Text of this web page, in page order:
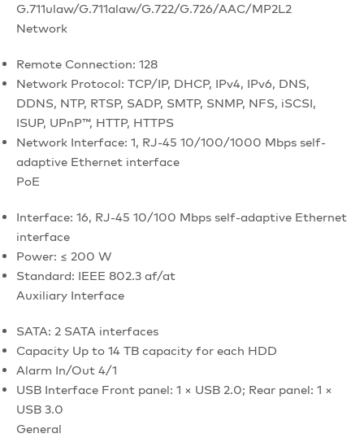
G.711ulaw/G.711alaw/G.722/G.726/AAC/MP2L2
Network
Remote Connection: 128
Network Protocol: TCP/IP, DHCP, IPv4, IPv6, DNS,
DDNS, NTP, RTSP, SADP, SMTP, SNMP, NFS, iSCSI,
ISUP, UPnP™, HTTP, HTTPS
Network Interface: 1, RJ-45 10/100/1000 Mbps self-
adaptive Ethernet interface
PoE
Interface: 16, RJ-45 10/100 Mbps self-adaptive Ethernet
interface
Power: ≤ 200 W
Standard: IEEE 802.3 af/at
Auxiliary Interface
SATA: 2 SATA interfaces
Capacity Up to 14 TB capacity for each HDD
Alarm In/Out 4/1
USB Interface Front panel: 1 × USB 2.0; Rear panel: 1 ×
USB 3.0
General